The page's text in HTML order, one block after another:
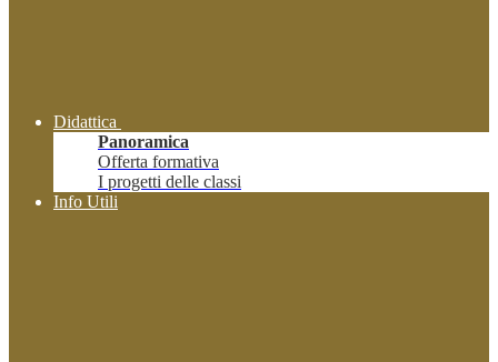
Didattica
Panoramica
Offerta formativa
I progetti delle classi
Info Utili